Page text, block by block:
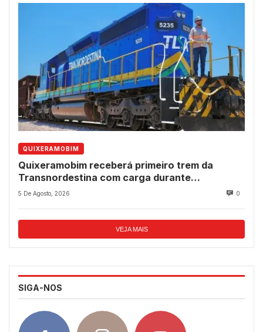
QUIXERAMOBIM
Quixeramobim receberá primeiro trem da
Transnordestina com carga durante
programação de aniversário do município
5 De Agosto, 2026 0
VEJA MAIS
SIGA-NOS